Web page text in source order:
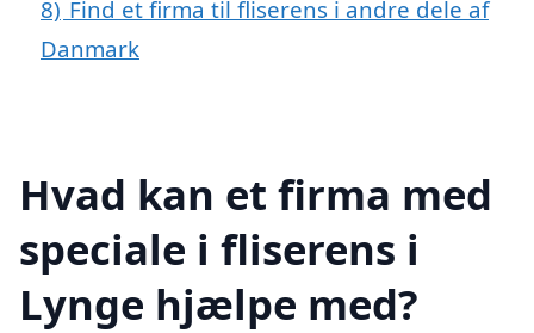
8) Find et firma til fliserens i andre dele af
Danmark
Hvad kan et firma med
speciale i fliserens i
Lynge hjælpe med?